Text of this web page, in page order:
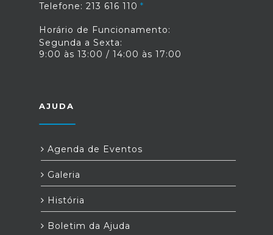
Telefone: 213 616 110
Horário de Funcionamento:
Segunda a Sexta:
9:00 às 13:00 / 14:00 às 17:00
AJUDA
Agenda de Eventos
Galeria
História
Boletim da Ajuda